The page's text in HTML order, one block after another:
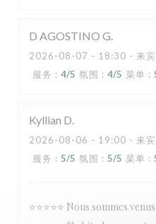
D AGOSTINO G
2026-08-07 - 18:30 - 来
服务 : 4/5 氛围 : 4/5 菜单 :
Kyllian D
2026-08-06 - 19:00 - 来
服务 : 5/5 氛围 : 5/5 菜单 :
⭐⭐⭐⭐⭐ Nous sommes